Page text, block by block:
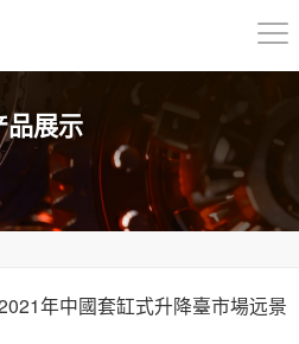
品展示
年中國套缸式升降臺市場远景